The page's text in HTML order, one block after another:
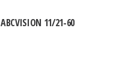
ABCVISION 11/21-60